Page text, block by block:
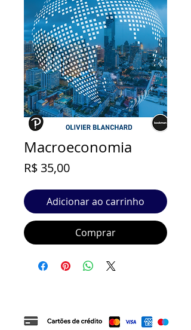
Macroeconomia
R$ 35,00Preço
Adicionar ao carrinho
Comprar